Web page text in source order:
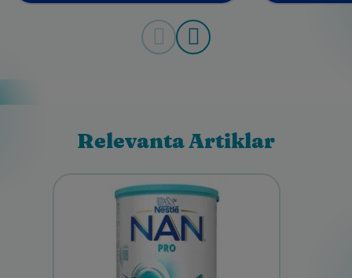
Relevanta Artiklar